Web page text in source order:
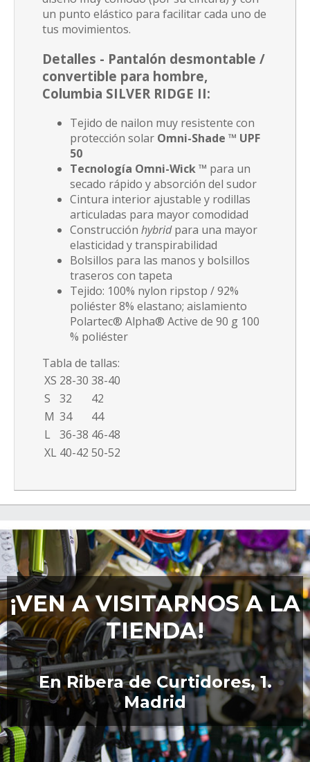
un punto elástico para facilitar cada uno de
tus movimientos.
Detalles - Pantalón desmontable /
convertible para hombre,
Columbia SILVER RIDGE II:
Tejido de nailon muy resistente con
protección solar Omni-Shade ™ UPF
50
Tecnología Omni-Wick ™ para un
secado rápido y absorción del sudor
Cintura interior ajustable y rodillas
articuladas para mayor comodidad
Construcción hybridpara una mayor
elasticidad y transpirabilidad
Bolsillos para las manos y bolsillos
traseros con tapeta
Tejido: 100% nylon ripstop / 92%
poliéster 8% elastano; aislamiento
Polartec® Alpha® Active de 90 g 100
% poliéster
Tabla de tallas:
XS 28-30 38-40
S
32
42
M 34
44
L
36-38 46-48
XL 40-42 50-52
¡VEN A VISITARNOS A LA
TIENDA!
En Ribera de Curtidores, 1.
Madrid